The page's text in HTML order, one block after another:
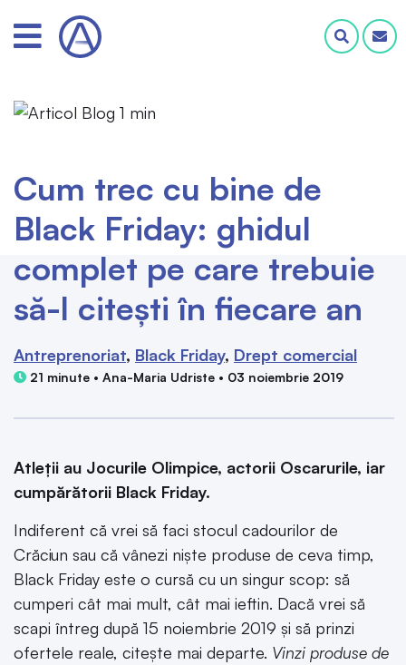
Cum trec cu bine de
Black Friday: ghidul
complet pe care trebuie
să-l citești în fiecare an
Antreprenoriat Black Friday Drept comercial
21 minute • Ana-Maria Udriste • 03 noiembrie 2019
Atleții au Jocurile Olimpice, actorii Oscarurile, iar
cumpărătorii Black Friday.
Indiferent că vrei să faci stocul cadourilor de
Crăciun sau că vânezi niște produse de ceva timp,
Black Friday este o cursă cu un singur scop: să
cumperi cât mai mult, cât mai ieftin. Dacă vrei să
scapi întreg după 15 noiembrie 2019 și să prinzi
ofertele reale, citește mai departe. Vinzi produse de